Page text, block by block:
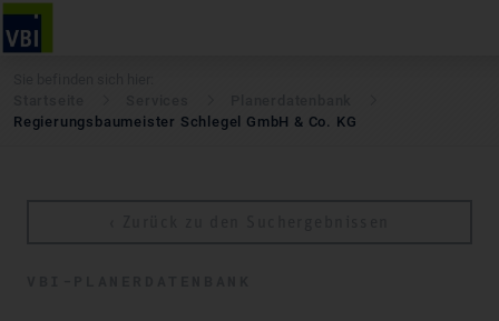
Regierungsbaumeister Schlegel GmbH & Co. KG